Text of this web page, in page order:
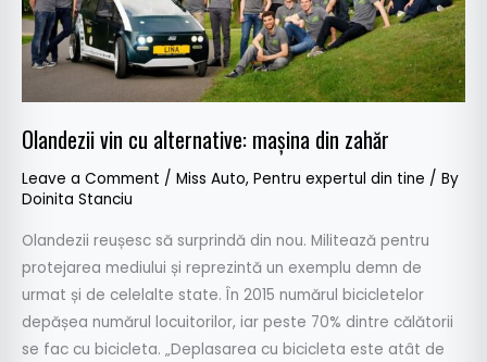
Olandezii vin cu alternative: mașina din zahăr
Leave a Comment / Miss Auto, Pentru expertul din tine / By
Doinita Stanciu
Olandezii reușesc să surprindă din nou. Militează pentru
protejarea mediului și reprezintă un exemplu demn de
urmat și de celelalte state. În 2015 numărul bicicletelor
depășea numărul locuitorilor, iar peste 70% dintre călătorii
se fac cu bicicleta. „Deplasarea cu bicicleta este atât de